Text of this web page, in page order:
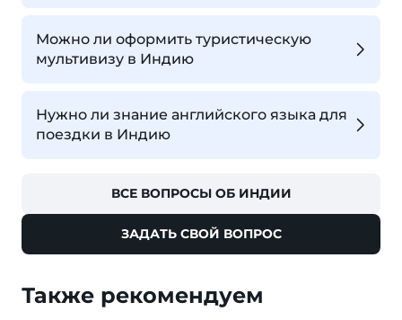
Можно ли оформить туристическую
мультивизу в Индию
Нужно ли знание английского языка для
поездки в Индию
ВСЕ ВОПРОСЫ ОБ ИНДИИ
ЗАДАТЬ СВОЙ ВОПРОС
Также рекомендуем